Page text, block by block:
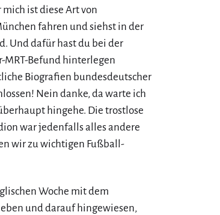
ist diese Art von
fahren und siehst in der
Und dafür hast du bei der
MRT-Befund hinterlegen
Biografien bundesdeutscher
Nein danke, da warte ich
hingehe. Die trostlose
war jedenfalls alles andere
wir zu wichtigen Fußball-
Woche mit dem
und darauf hingewiesen,